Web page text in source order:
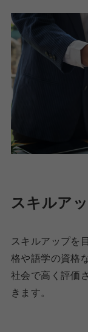
スキルア
スキルアップを
格や語学の資格
社会で高く評価
きます。